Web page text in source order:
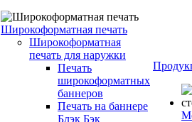
Широкоформатная печать
Широкоформатная
печать для наружки
Печать
широкоформатных
баннеров
Печать на баннере
Блэк Бэк